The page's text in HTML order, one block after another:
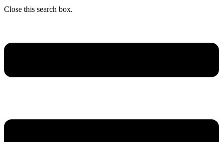
Close this search box.